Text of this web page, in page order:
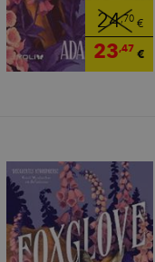
24,70€
23,47 €